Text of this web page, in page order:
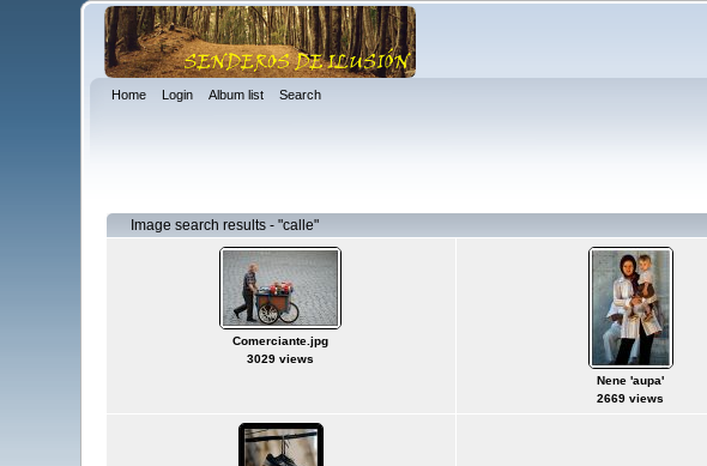
Home Login Album list Search
Image search results - "calle"
Comerciante.jpg
3029 views
Nene 'aupa'
2669 views